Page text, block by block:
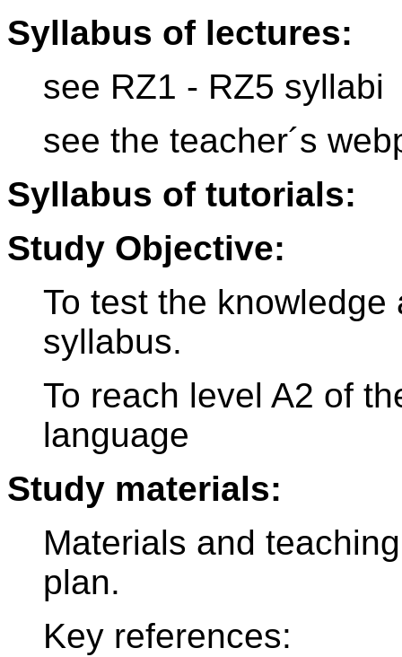
Syllabus of lectures:
see RZ1 - RZ5 syllabi
see the teacher´s
Syllabus of tutorials:
Study Objective:
To test the
syllabus.
To reach level A2 of
language
Study materials:
Materials and
plan.
Key references: